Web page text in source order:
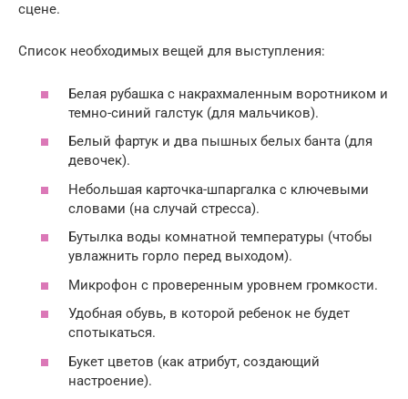
сцене.
Список необходимых вещей для выступления:
Белая рубашка с накрахмаленным воротником и
темно-синий галстук (для мальчиков).
Белый фартук и два пышных белых банта (для
девочек).
Небольшая карточка-шпаргалка с ключевыми
словами (на случай стресса).
Бутылка воды комнатной температуры (чтобы
увлажнить горло перед выходом).
Микрофон с проверенным уровнем громкости.
Удобная обувь, в которой ребенок не будет
спотыкаться.
Букет цветов (как атрибут, создающий
настроение).